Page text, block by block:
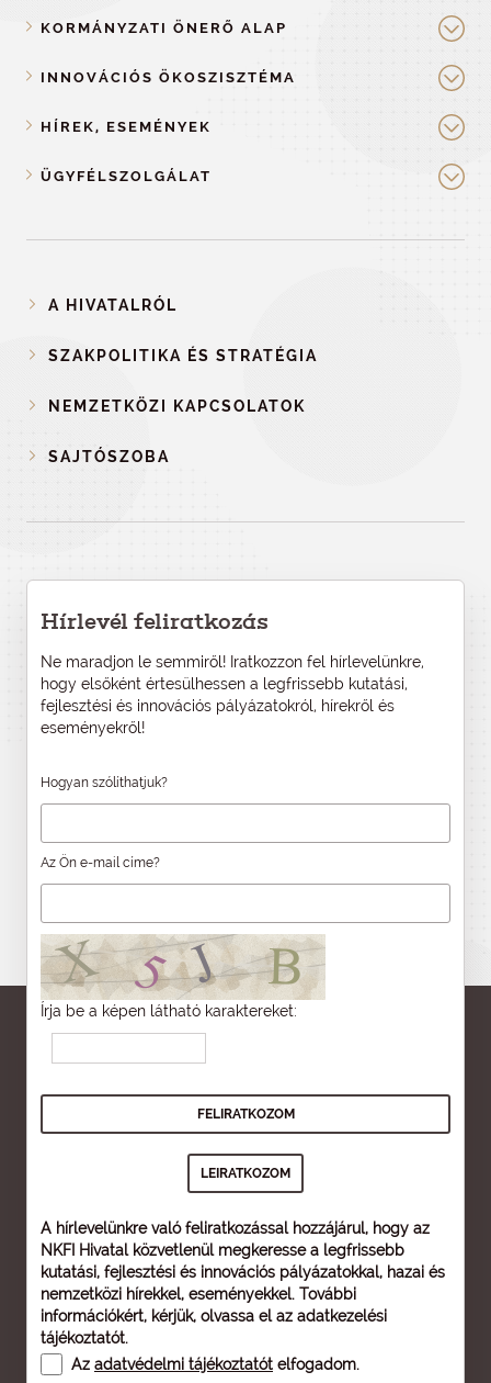
KORMÁNYZATI ÖNERŐ ALAP
INNOVÁCIÓS ÖKOSZISZTÉMA
HÍREK, ESEMÉNYEK
ÜGYFÉLSZOLGÁLAT
A HIVATALRÓL
SZAKPOLITIKA ÉS STRATÉGIA
NEMZETKÖZI KAPCSOLATOK
SAJTÓSZOBA
Hírlevél feliratkozás
Ne maradjon le semmiről! Iratkozzon fel hírlevelünkre,
hogy elsőként értesülhessen a legfrissebb kutatási,
fejlesztési és innovációs pályázatokról, hírekről és
eseményekről!
Hogyan szólíthatjuk?
Az Ön e-mail címe?
Írja be a képen látható karaktereket:
A hírlevelünkre való feliratkozással hozzájárul, hogy az
NKFI Hivatal közvetlenül megkeresse a legfrissebb
kutatási, fejlesztési és innovációs pályázatokkal, hazai és
nemzetközi hírekkel, eseményekkel. További
információkért, kérjük, olvassa el az adatkezelési
tájékoztatót.
Az adatvédelmi tájékoztatót elfogadom.